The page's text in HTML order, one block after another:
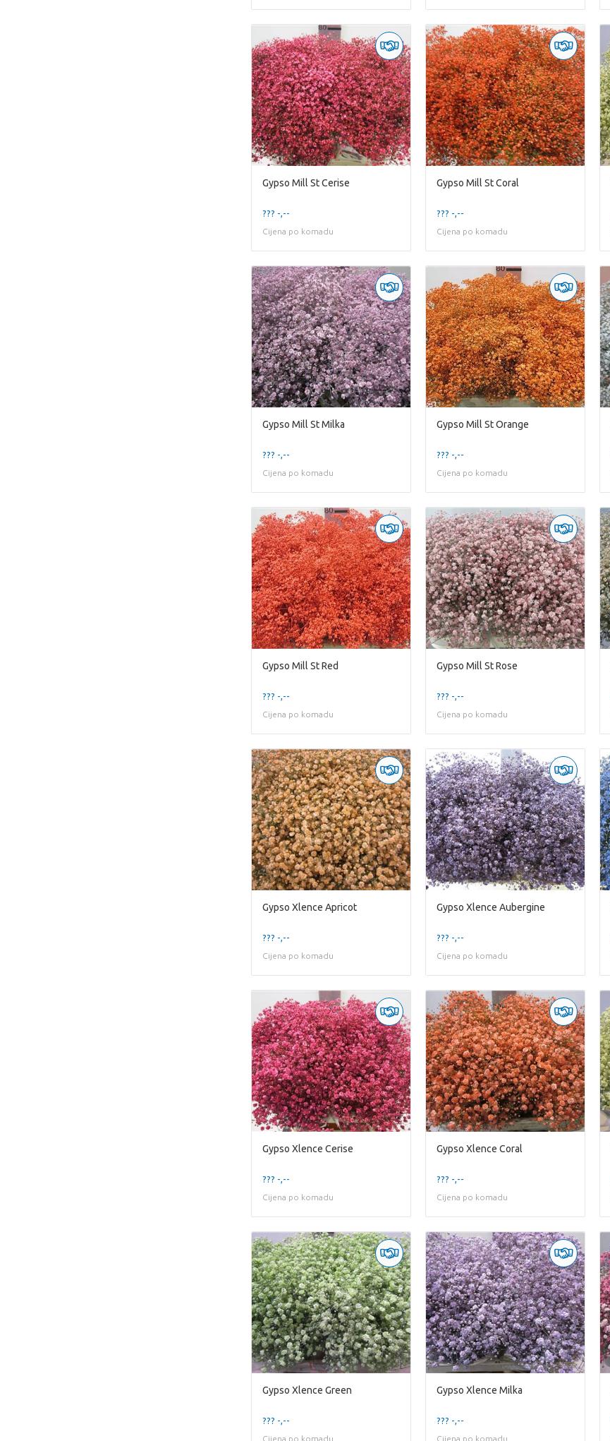
Gypso Mill St Cerise
??? -,--
Cijena po komadu
Gypso Mill St Coral
??? -,--
Cijena po komadu
Gypso Mill St Milka
??? -,--
Cijena po komadu
Gypso Mill St Orange
??? -,--
Cijena po komadu
Gypso Mill St Red
??? -,--
Cijena po komadu
Gypso Mill St Rose
??? -,--
Cijena po komadu
Gypso Xlence Apricot
??? -,--
Cijena po komadu
Gypso Xlence Aubergine
??? -,--
Cijena po komadu
Gypso Xlence Cerise
??? -,--
Cijena po komadu
Gypso Xlence Coral
??? -,--
Cijena po komadu
Gypso Xlence Green
??? -,--
Cijena po komadu
Gypso Xlence Milka
??? -,--
Cijena po komadu